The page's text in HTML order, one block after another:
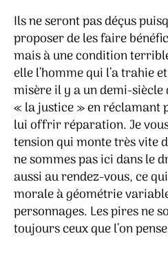
Ils ne seront pas déçus
proposer de les faire
mais à une condition
elle l’homme qui l’a trahie
misère il y a un demi-siècle
« la justice » en réclamant
lui offrir réparation. Je
tension qui monte très vite
ne sommes pas ici dans le
aussi au rendez-vous, ce
morale à géométrie
personnages. Les pires ne
toujours ceux que l’on